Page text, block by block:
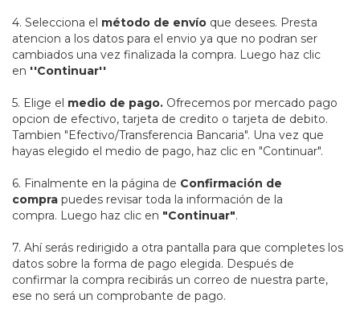
4. Selecciona el método de envío que desees. Presta
atencion a los datos para el envio ya que no podran ser
cambiados una vez finalizada la compra. Luego haz clic
en ''Continuar''
5. Elige el medio de pago. Ofrecemos por mercado pago
opcion de efectivo, tarjeta de credito o tarjeta de debito.
Tambien "Efectivo/Transferencia Bancaria". Una vez que
hayas elegido el medio de pago, haz clic en "Continuar".
6. Finalmente en la página de Confirmación de
compra puedes revisar toda la información de la
compra. Luego haz clic en "Continuar".
7. Ahí serás redirigido a otra pantalla para que completes los
datos sobre la forma de pago elegida. Después de
confirmar la compra recibirás un correo de nuestra parte,
ese no será un comprobante de pago.